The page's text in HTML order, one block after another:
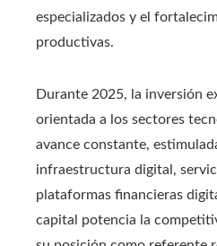
especializados y el
productivas.
Durante 2025, la inversión
orientada a los sectores
avance constante,
infraestructura digital,
plataformas financieras
capital potencia la